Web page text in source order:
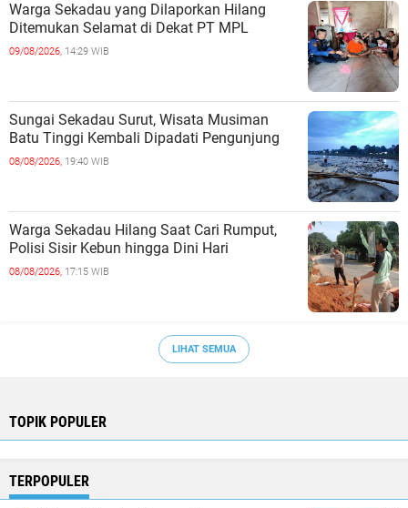
Warga Sekadau yang Dilaporkan Hilang
Ditemukan Selamat di Dekat PT MPL
09/08/2026, 14:29 WIB
Sungai Sekadau Surut, Wisata Musiman
Batu Tinggi Kembali Dipadati Pengunjung
08/08/2026, 19:40 WIB
Warga Sekadau Hilang Saat Cari Rumput,
Polisi Sisir Kebun hingga Dini Hari
08/08/2026, 17:15 WIB
LIHAT SEMUA
TOPIK POPULER
TERPOPULER